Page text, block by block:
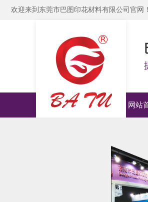
欢迎来到东莞市巴图印花材料有限公司官网！
网站